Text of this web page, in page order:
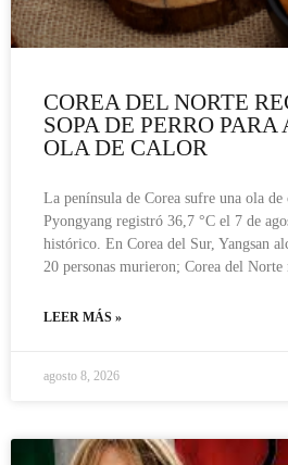
COREA DEL NORTE
SOPA DE PERRO
OLA DE CALOR
La península de Corea sufre una ola de
Pyongyang registró 36,7 °C el 7 de
histórico. En Corea del Sur, Yangsan
20 personas murieron; Corea del Norte
LEER MÁS »
agosto 8, 2026